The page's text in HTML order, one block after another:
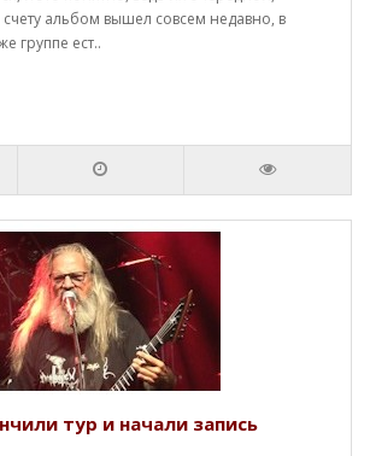
альбом вышел совсем недавно, в
группе ест..
тур и начали запись